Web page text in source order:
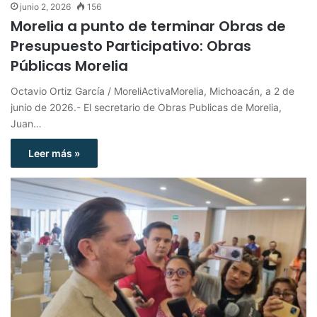
junio 2, 2026 156
Morelia a punto de terminar Obras de
Presupuesto Participativo: Obras
Públicas Morelia
Octavio Ortiz García / MoreliActivaMorelia, Michoacán, a 2 de
junio de 2026.- El secretario de Obras Publicas de Morelia,
Juan…
Leer más »